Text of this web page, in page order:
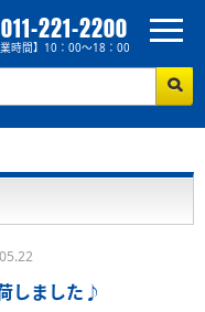
011-221-2200
業時間】10：00～18：00
しました♪